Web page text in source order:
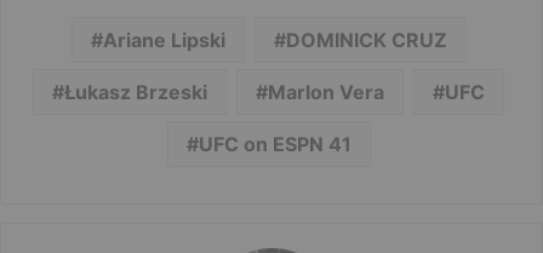
Ariane Lipski DOMINICK CRUZ
Łukasz Brzeski Marlon Vera UFC
UFC on ESPN 41